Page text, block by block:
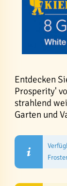
Entdecken
Prosperity'
strahlend
Garten und